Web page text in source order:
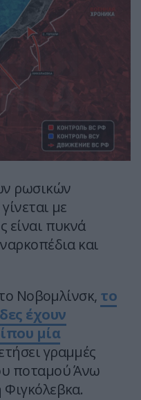
ρωσικών
με
είναι πυκνά
και
Νοβομλίνσκ, το
έχουν
μία
γραμμές
ποταμού Άνω